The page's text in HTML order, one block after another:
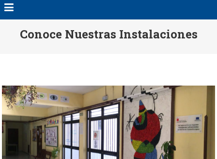
Conoce Nuestras Instalaciones